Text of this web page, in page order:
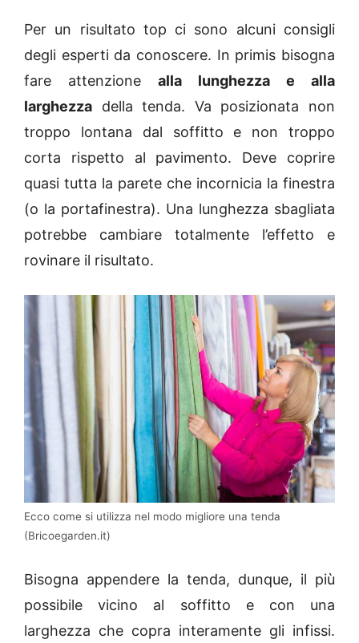
Per un risultato top ci sono alcuni consigli
degli esperti da conoscere. In primis bisogna
fare attenzione alla lunghezza e alla
larghezza della tenda. Va posizionata non
troppo lontana dal soffitto e non troppo
corta rispetto al pavimento. Deve coprire
quasi tutta la parete che incornicia la finestra
(o la portafinestra). Una lunghezza sbagliata
potrebbe cambiare totalmente l’effetto e
rovinare il risultato.
Ecco come si utilizza nel modo migliore una tenda
(Bricoegarden.it)
Bisogna appendere la tenda, dunque, il più
possibile vicino al soffitto e con una
larghezza che copra interamente gli infissi.